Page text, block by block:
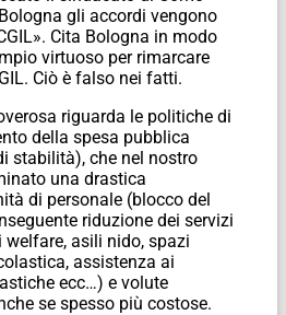
gli accordi vengono
Cita Bologna in modo
virtuoso per rimarcare
Ciò è falso nei fatti.
riguarda le politiche di
della spesa pubblica
stabilità), che nel nostro
una drastica
di personale (blocco del
riduzione dei servizi
asili nido, spazi
assistenza ai
ecc…) e volute
se spesso più costose.